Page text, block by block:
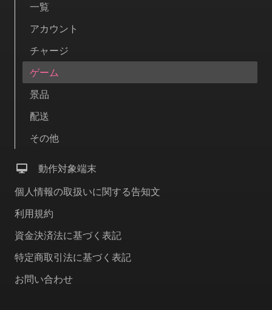
一覧
アカウント
チャージ
ゲーム
景品
配送
その他
動作対象端末
個人情報の取扱いに関する告知文
利用規約
資金決済法に基づく表記
特定商取引法に基づく表記
お問い合わせ